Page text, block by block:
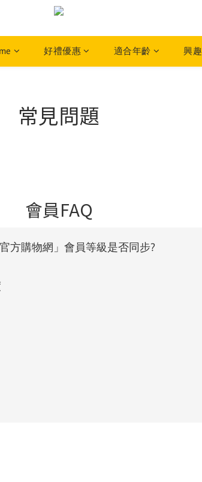
好禮優惠 適合年齡 興趣
常見問題
會員FAQ
方購物網」會員等級是否同步?